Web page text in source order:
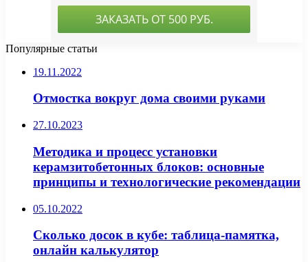
Популярные статьи
19.11.2022
Отмостка вокруг дома своими руками
27.10.2023
Методика и процесс установки
керамзитобетонных блоков: основные
принципы и технологические рекомендации
05.10.2022
Сколько досок в кубе: таблица-памятка,
онлайн калькулятор